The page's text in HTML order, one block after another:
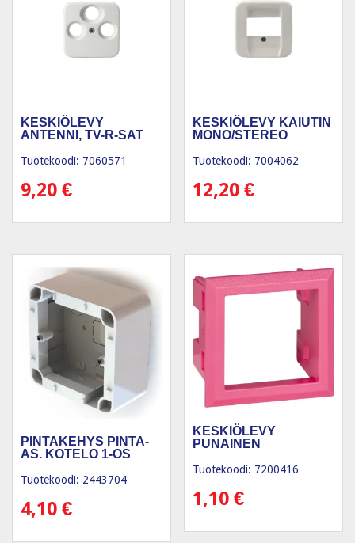
KESKIÖLEVY
ANTENNI, TV-R-SAT
Tuotekoodi: 7060571
9,20 €
KESKIÖLEVY KAIUTIN
MONO/STEREO
Tuotekoodi: 7004062
12,20€
PINTAKEHYS PINTA-
AS. KOTELO 1-OS
Tuotekoodi: 2443704
4,10 €
KESKIÖLEVY
PUNAINEN
Tuotekoodi: 7200416
1,10€